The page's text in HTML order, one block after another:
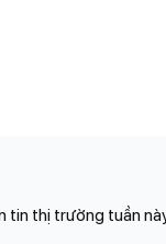
tin thị trường tuần